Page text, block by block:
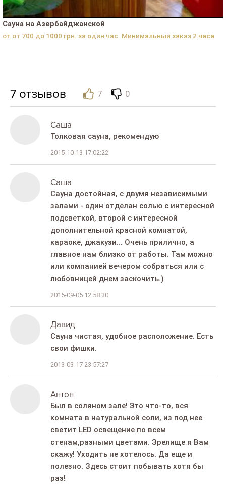
Сауна на Азербайджанской
от от 700 до 1000 грн. за один час. Минимальный заказ 2 часа
7 отзывов 7 0
Саша
Толковая сауна, рекомендую
2015-10-13 17:02:22
Саша
Сауна достойная, с двумя независимыми
залами - один отделан солью с интересной
подсветкой, второй с интересной
дополнительной красной комнатой,
караоке, джакузи... Очень прилично, а
главное нам близко от работы. Там можно
или компанией вечером собраться или с
любовницей днем заскочить.)
2015-09-05 12:58:30
Давид
Сауна чистая, удобное расположение. Есть
свои фишки.
2013-03-17 23:57:27
Антон
Был в соляном зале! Это что-то, вся
комната в натуральной соли, из под нее
светит LED освещение по всем
стенам,разными цветами. Зрелище я Вам
скажу! Уходить не хотелось. Да еще и
полезно. Здесь стоит побывать хотя бы
раз!